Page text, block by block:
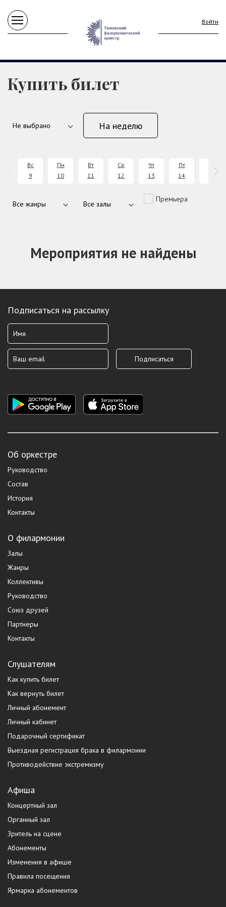
Войти
Купить билет
На неделю
Вс
9
Пн
10
Вт
11
Ср
12
Чт
13
Пт
14
15
Премьера
Мероприятия не найдены
Подписаться на рассылку
Об оркестре
Руководство
Состав
История
Контакты
О филармонии
Залы
Жанры
Коллективы
Руководство
Союз друзей
Партнеры
Контакты
Слушателям
Как купить билет
Как вернуть билет
Личный абонемент
Личный кабинет
Подарочный сертификат
Выездная регистрация брака в филармонии
Противодействие экстремизму
Афиша
Концертный зал
Органный зал
Зритель на сцене
Абонементы
Изменения в афише
Правила посещения
Ярмарка абонементов